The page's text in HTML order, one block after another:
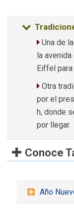
Una de
la
Eiffel
Otra
por el
h, donde
por llegar.
Conoce
Año